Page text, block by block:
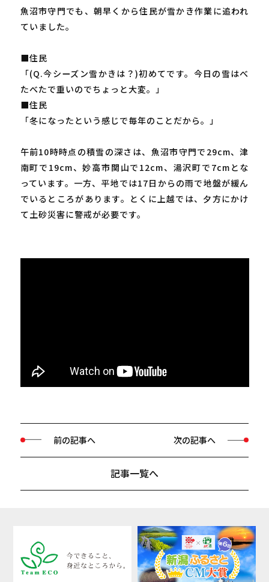
魚沼市守門でも、朝早くから住民が雪かき作業に追われ
ていました。
■住民
「(Q.今シーズン雪かきは？)初めてです。今日の雪はべ
たべたで重いのでちょっと大変。」
■住民
「冬になったという感じで毎年のことだから。」
午前10時時点の積雪の深さは、魚沼市守門で29cm、津
南町で19cm、妙高市関山で12cm、湯沢町で7cmとな
っています。一方、平地では17日からの雨で地盤が緩ん
でいるところがあります。とくに上越では、夕方にかけ
て土砂災害に警戒が必要です。
前の記事へ
記事一覧へ
次の記事へ